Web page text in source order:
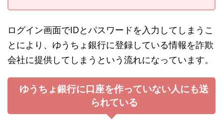
ログイン画面でIDとパスワードを入力してしまうこ
とにより、ゆうちょ銀行に登録している情報を詐欺
会社に提供してしまうという流れになっています。
ゆうちょ銀行に口座を作っていない人にも送
られている